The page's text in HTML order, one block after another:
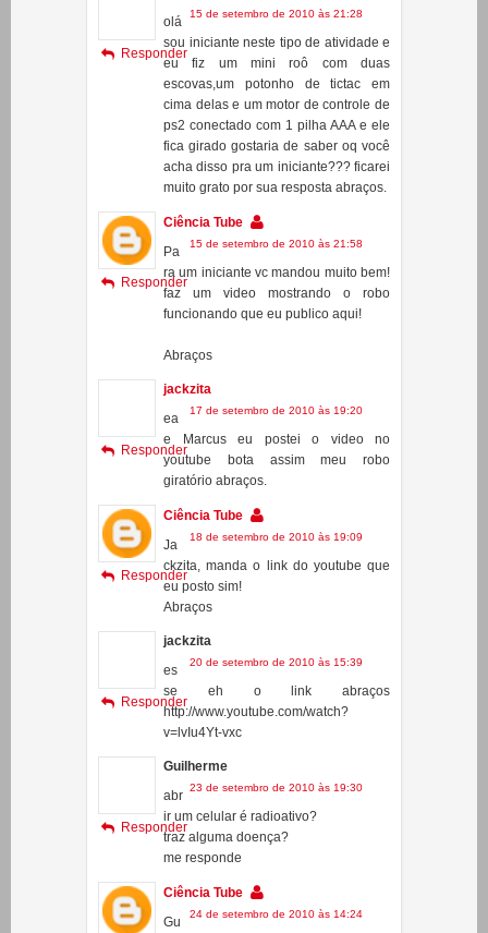
escovas,um potonho de tictac em
ps2 conectado com 1 pilha AAA e ele
acha disso pra um iniciante??? ficarei
Ciência Tube
15 de setembro de 2010 às 21:58
ra um iniciante vc mandou muito bem!
faz um video mostrando o robo
funcionando que eu publico aqui!
Abraços
Responder
jackzita
e Marcus eu postei o video no
youtube bota assim meu robo
giratório abraços.
Responder
Ciência Tube
18 de setembro de 2010 às 19:09
Ja
ckzita, manda o link do youtube que
eu posto sim!
Abraços
Responder
jackzita
20 de setembro de 2010 às 15:39
se eh o link abraços
http://www.youtube.com/watch?
v=lvIu4Yt-vxc
Responder
Guilherme
23 de setembro de 2010 às 19:30
abr
traz alguma doença?
me responde
Responder
Ciência Tube
24 de setembro de 2010 às 14:24
ele emite radiação eletromagnetica
apenas quando ligado.
Responder